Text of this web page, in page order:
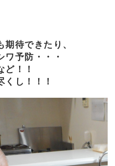
期待できたり、
ワ予防・・・
ど！！
くし！！！